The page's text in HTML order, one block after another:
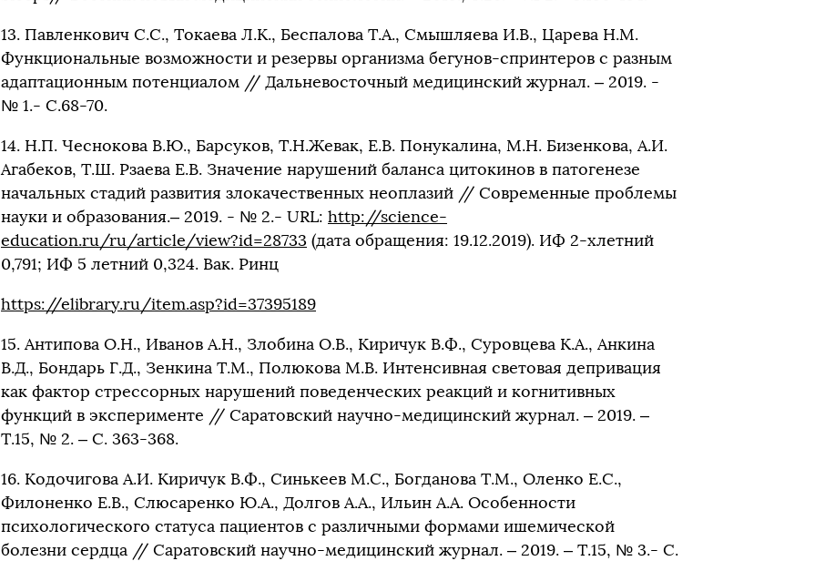
13. Павленкович С.С., Токаева Л.К., Беспалова Т.А., Смышляева И.В., Царева Н.М.
Функциональные возможности и резервы организма бегунов-спринтеров с разным
адаптационным потенциалом // Дальневосточный медицинский журнал. – 2019. -
№ 1.- С.68-70.
14. Н.П. Чеснокова В.Ю., Барсуков, Т.Н.Жевак, Е.В. Понукалина, М.Н. Бизенкова, А.И.
Агабеков, Т.Ш. Рзаева Е.В. Значение нарушений баланса цитокинов в патогенезе
начальных стадий развития злокачественных неоплазий // Современные проблемы
науки и образования.– 2019. - № 2.- URL: http://science-
education.ru/ru/article/view?id=28733 (дата обращения: 19.12.2019). ИФ 2-хлетний
0,791; ИФ 5 летний 0,324. Вак. Ринц
https://elibrary.ru/item.asp?id=37395189
15. Антипова О.Н., Иванов А.Н., Злобина О.В., Киричук В.Ф., Суровцева К.А., Анкина
В.Д., Бондарь Г.Д., Зенкина Т.М., Полюкова М.В. Интенсивная световая депривация
как фактор стрессорных нарушений поведенческих реакций и когнитивных
функций в эксперименте // Саратовский научно-медицинский журнал. – 2019. –
Т.15, № 2. – С. 363-368.
16. Кодочигова А.И. Киричук В.Ф., Синькеев М.С., Богданова Т.М., Оленко Е.С.,
Филоненко Е.В., Слюсаренко Ю.А., Долгов А.А., Ильин А.А. Особенности
психологического статуса пациентов с различными формами ишемической
болезни сердца // Саратовский научно-медицинский журнал. – 2019. – Т.15, № 3.- С.